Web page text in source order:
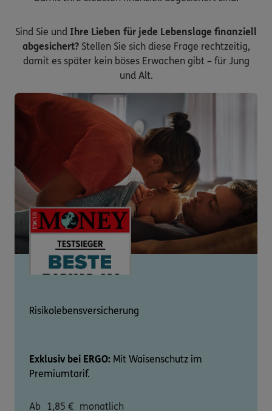
Sind Sie und Ihre Lieben für jede Lebenslage finanziell
abgesichert?Stellen Sie sich diese Frage rechtzeitig,
damit es später kein böses Erwachen gibt – für Jung
und Alt.
Risikolebensversicherung
Exklusiv bei ERGO: Mit Waisenschutz im
Premiumtarif.
Ab 1,85 € monatlich